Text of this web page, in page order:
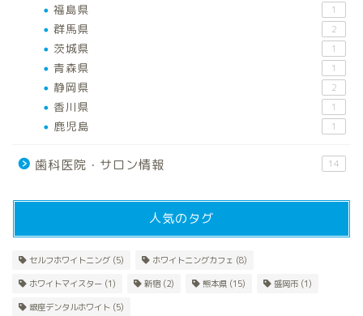
福島県 1
群馬県 2
茨城県 1
青森県 1
静岡県 2
香川県 1
鹿児島 1
歯科医院・サロン情報 14
人気のタグ
セルフホワイトニング (5) ホワイトニングカフェ (8)
ホワイトマイスター (1) 新宿(2) 熊本県 (15) 盛岡市 (1)
銀座デンタルホワイト (5)